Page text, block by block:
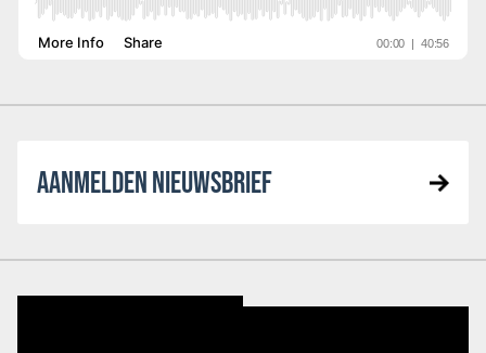
AANMELDEN NIEUWSBRIEF